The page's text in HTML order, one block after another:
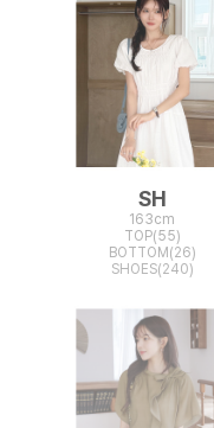
SH
163cm
TOP(55)
BOTTOM(26)
SHOES(240)